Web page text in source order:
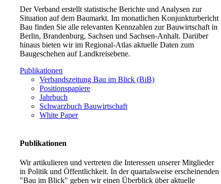
Der Verband erstellt statistische Berichte und Analysen zur
Situation auf dem Baumarkt. Im monatlichen Konjunkturbericht
Bau finden Sie alle relevanten Kennzahlen zur Bauwirtschaft in
Berlin, Brandenburg, Sachsen und Sachsen-Anhalt. Darüber
hinaus bieten wir im Regional-Atlas aktuelle Daten zum
Baugeschehen auf Landkreisebene.
Publikationen
Verbandszeitung Bau im Blick (BiB)
Positionspapiere
Jahrbuch
Schwarzbuch Bauwirtschaft
White Paper
Publikationen
Wir artikulieren und vertreten die Interessen unserer Mitglieder
in Politik und Öffentlichkeit. In der quartalsweise erscheinenden
"Bau im Blick" geben wir einen Überblick über aktuelle